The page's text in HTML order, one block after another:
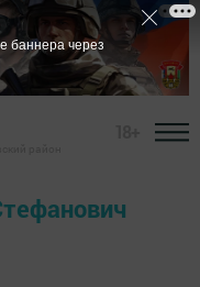
баннера через